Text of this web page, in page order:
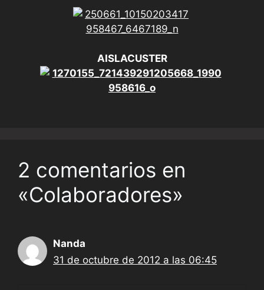
AISLACUSTER
2 comentarios en
«Colaboradores»
Nanda
31 de octubre de 2012 a las 06:45